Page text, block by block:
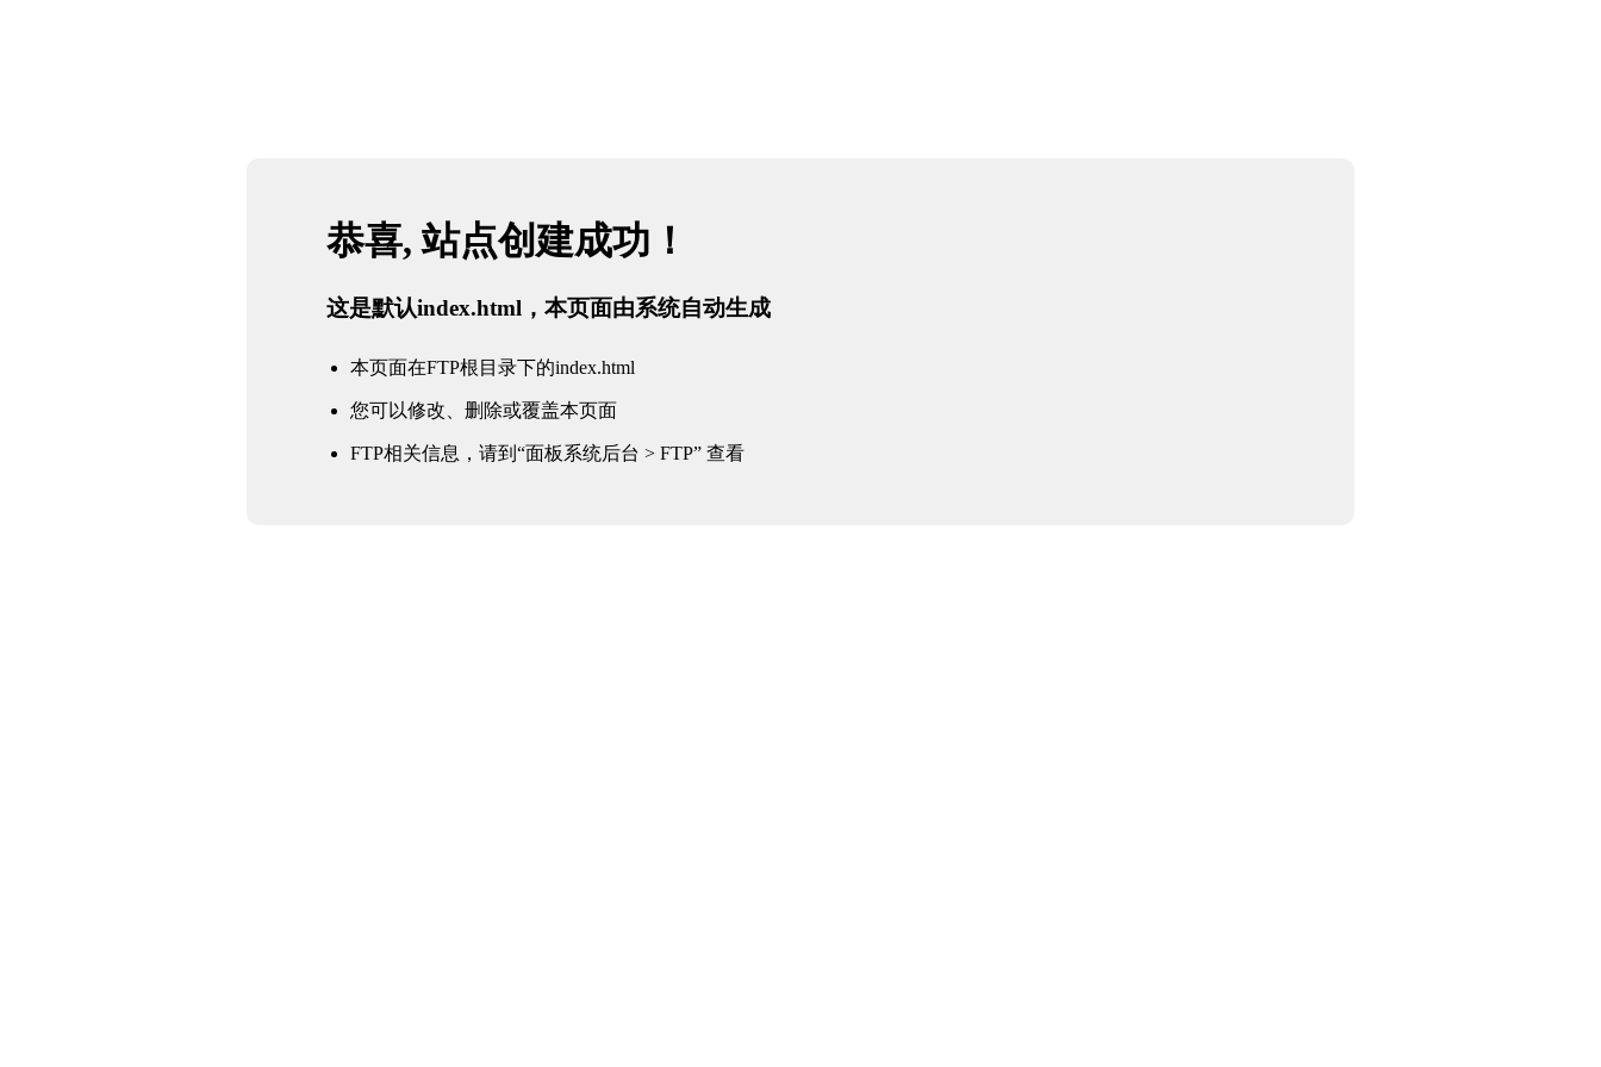
恭喜, 站点创建成功！
这是默认index.html，本页面由系统自动生成
本页面在FTP根目录下的index.html
您可以修改、删除或覆盖本页面
FTP相关信息，请到“面板系统后台 > FTP” 查看